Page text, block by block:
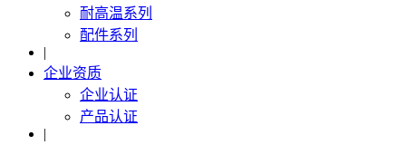
耐高温系列
配件系列
|
企业资质
企业认证
产品认证
|